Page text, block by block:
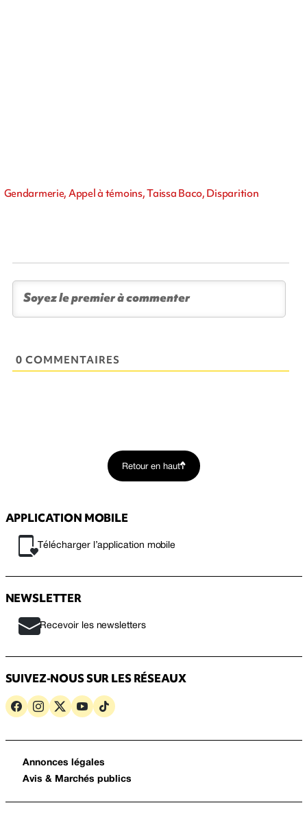
Gendarmerie, Appel à témoins, Taissa Baco, Disparition
0 COMMENTAIRES
Retour en haut
APPLICATION MOBILE
Télécharger l’application mobile
NEWSLETTER
Recevoir les newsletters
SUIVEZ-NOUS SUR LES RÉSEAUX
Annonces légales
Avis & Marchés publics